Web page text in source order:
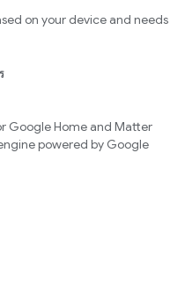
on your device and needs
Google Home and Matter
powered by Google